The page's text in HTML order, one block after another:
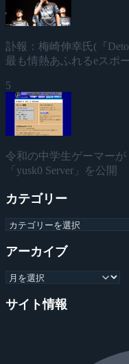
訃報：梅崎伸幸氏(『
最も情熱あふれるeスポ
5
令和の中学生ゲーマーが
「yusk0 Server」を公開
カテゴリー
アーカイブ
サイト情報